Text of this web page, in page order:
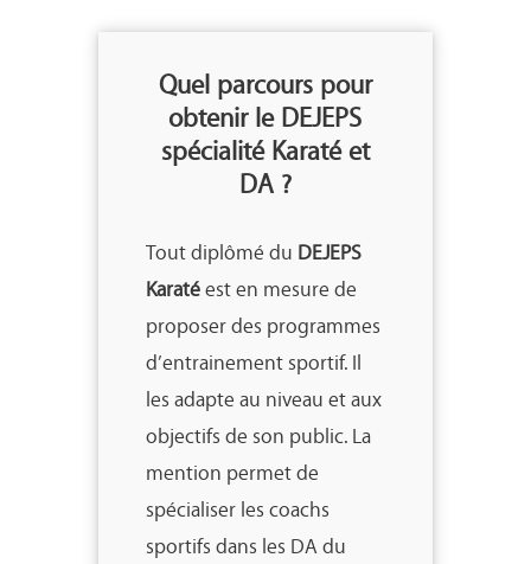
Quel parcours pour
obtenir le DEJEPS
spécialité Karaté et
DA ?
Tout diplômé du DEJEPS
Karatéest en mesure de
proposer des programmes
d’entrainement sportif. Il
les adapte au niveau et aux
objectifs de son public. La
mention permet de
spécialiser les coachs
sportifs dans les DA du